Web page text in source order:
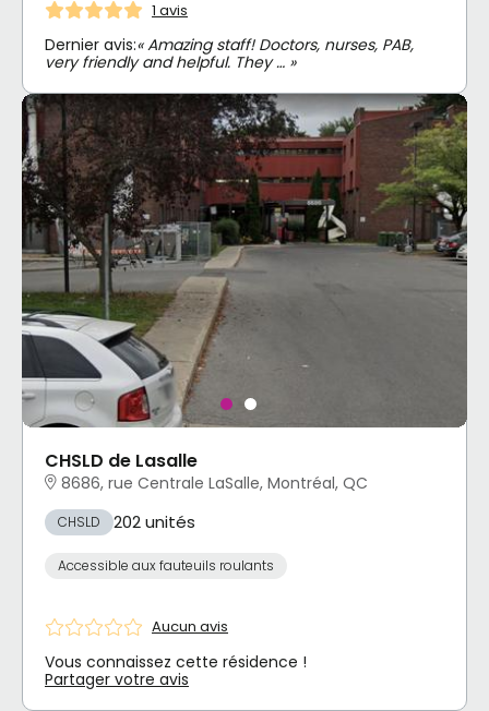
1 avis
Dernier avis:« Amazing staff! Doctors, nurses, PAB,
very friendly and helpful. They … »
CHSLD de Lasalle
8686, rue Centrale LaSalle, Montréal, QC
CHSLD 202 unités
Accessible aux fauteuils roulants
Aucun avis
Vous connaissez cette résidence !
Partager votre avis